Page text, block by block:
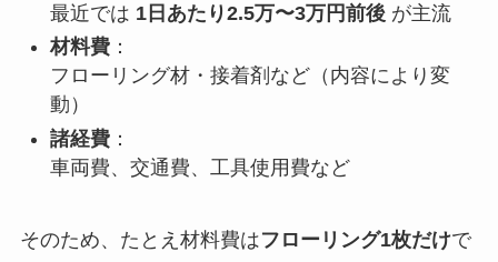
最近では 1日あたり2.5万〜3万円前後が主流
材料費：
フローリング材・接着剤など（内容により変
動）
諸経費：
車両費、交通費、工具使用費など
そのため、たとえ材料費はフローリング1枚だけで